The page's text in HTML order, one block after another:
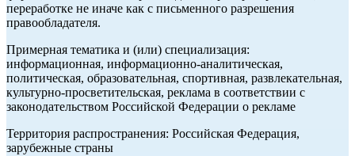
переработке не иначе как с письменного разрешения
правообладателя.
Примерная тематика и (или) специализация:
информационная, информационно-аналитическая,
политическая, образовательная, спортивная, развлекательная,
культурно-просветительская, реклама в соответствии с
законодательством Российской Федерации о рекламе
Территория распространения: Российская Федерация,
зарубежные страны